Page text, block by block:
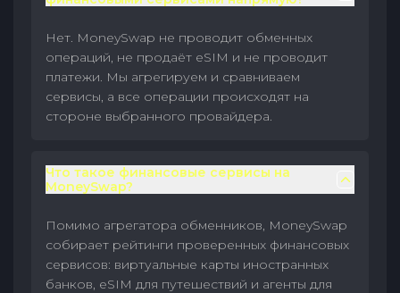
Нет. MoneySwap не проводит обменных
операций, не продаёт eSIM и не проводит
платежи. Мы агрегируем и сравниваем
сервисы, а все операции происходят на
стороне выбранного провайдера.
Что такое финансовые сервисы на
MoneySwap?
Помимо агрегатора обменников, MoneySwap
собирает рейтинги проверенных финансовых
сервисов: виртуальные карты иностранных
банков, eSIM для путешествий и агенты для